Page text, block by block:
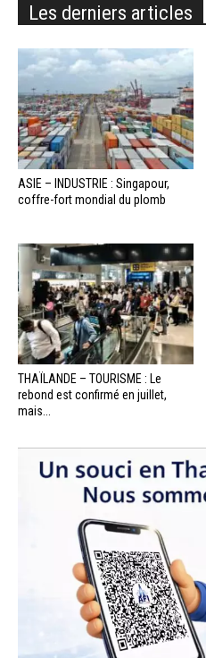
Les derniers articles
ASIE – INDUSTRIE : Singapour,
coffre-fort mondial du plomb
THAÏLANDE – TOURISME : Le
rebond est confirmé en juillet,
mais...